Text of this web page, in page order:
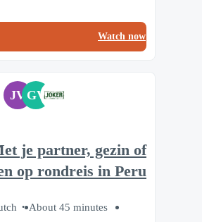
Watch now
GV
JV
je partner, gezin of
op rondreis in Peru
About 45 minutes